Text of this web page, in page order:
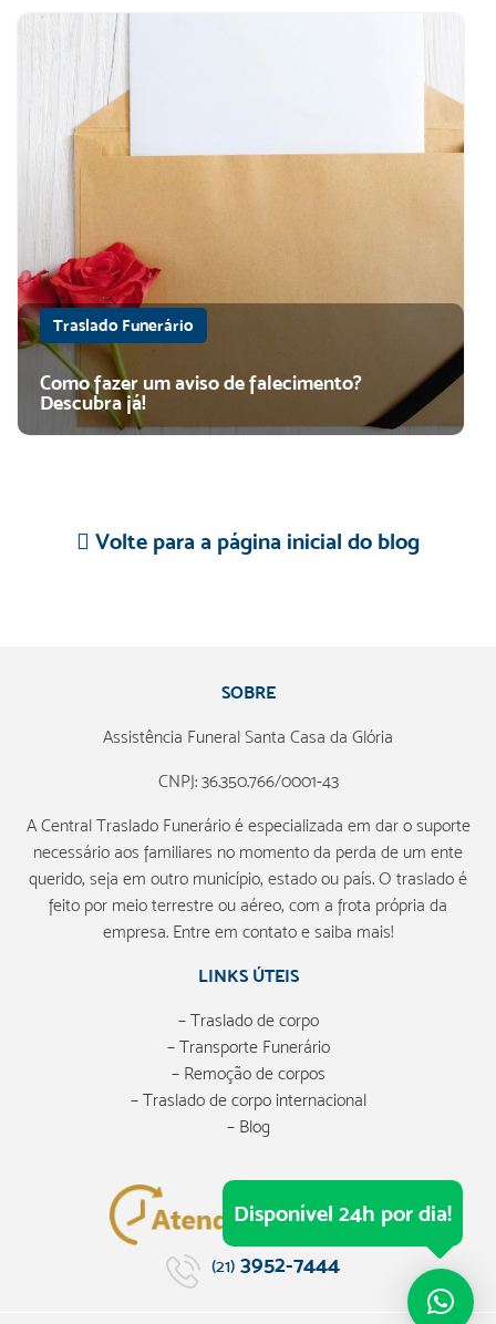
Traslado Funerário
Como fazer um aviso de falecimento?
Descubra já!
Volte para a página inicial do blog
SOBRE
Assistência Funeral Santa Casa da Glória
CNPJ: 36.350.766/0001-43
A Central Traslado Funerário é especializada em dar o suporte
necessário aos familiares no momento da perda de um ente
querido, seja em outro município, estado ou país. O traslado é
feito por meio terrestre ou aéreo, com a frota própria da
empresa. Entre em contato e saiba mais!
LINKS ÚTEIS
– Traslado de corpo
– Transporte Funerário
– Remoção de corpos
– Traslado de corpo internacional
– Blog
(21) 3952-7444
Disponível 24h por dia!